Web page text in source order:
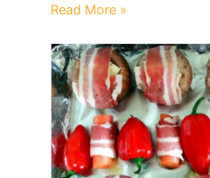
Read More »